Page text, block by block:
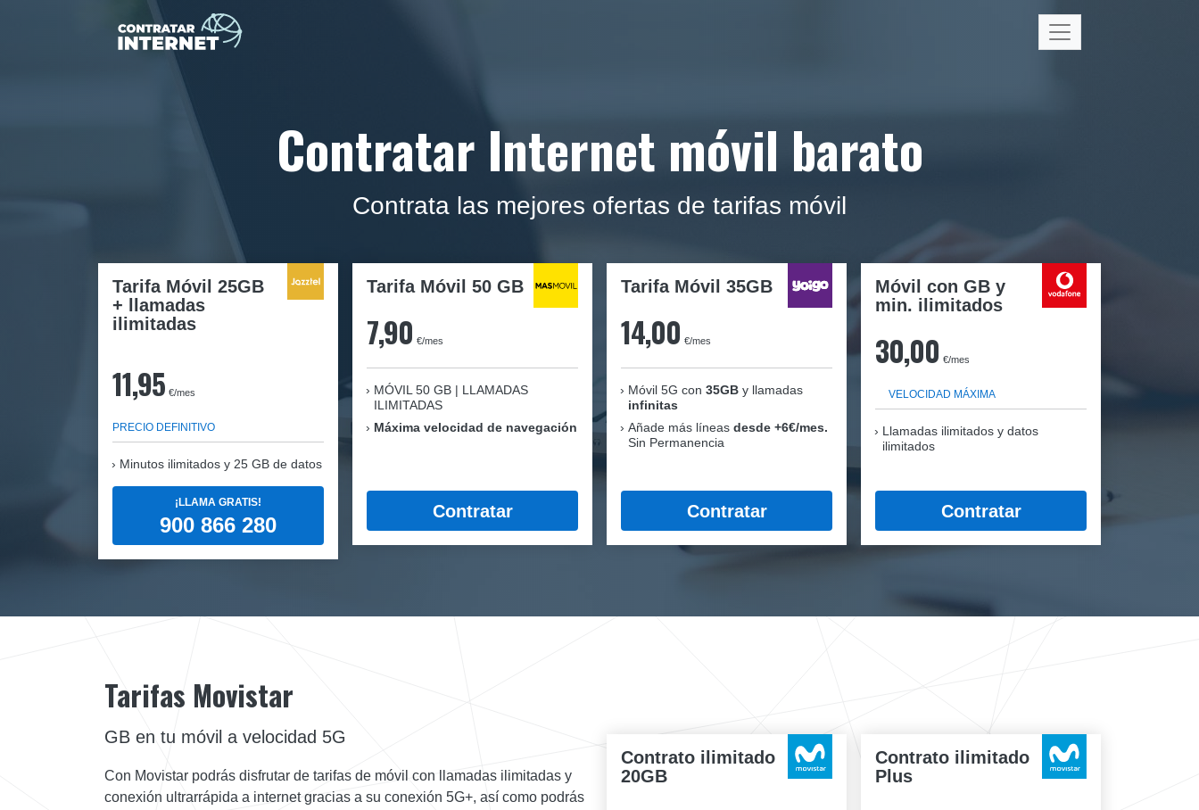
Contratar Internet móvil barato
Contrata las mejores ofertas de tarifas móvil
Tarifa Móvil 25GB
+ llamadas
ilimitadas
11,95 €/mes
PRECIO DEFINITIVO
Minutos ilimitados y 25 GB de datos
¡LLAMA GRATIS!
900 866 280
Tarifa Móvil 50 GB
7,90 €/mes
MÓVIL 50 GB | LLAMADAS
ILIMITADAS
Máxima velocidad de navegación
Contratar
Tarifa Móvil 35GB
14,00 €/mes
Móvil 5G con 35GB y llamadas
infinitas
Añade más líneas desde +6€/mes.
Sin Permanencia
Contratar
Móvil con GB y
min. ilimitados
30,00 €/mes
VELOCIDAD MÁXIMA
Llamadas ilimitados y datos
ilimitados
Contratar
Contrato ilimitado
20GB
Contrato ilimitado
Plus
Tarifas Movistar
GB en tu móvil a velocidad 5G
Con Movistar podrás disfrutar de tarifas de móvil con llamadas ilimitadas y
conexión ultrarrápida a internet gracias a su conexión 5G+, así como podrás